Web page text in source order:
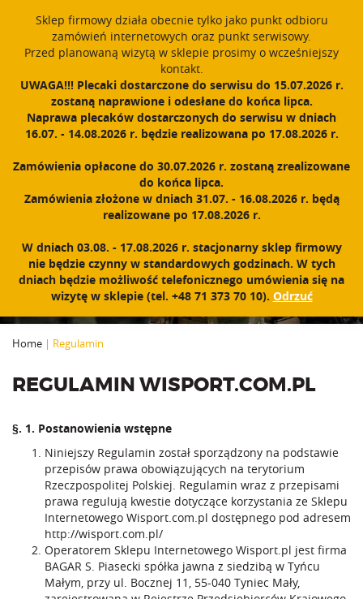
{dataLayer.push(arguments);} gtag('js', new Date()); gtag('config',
'UA-11892555-1');
PROUDLY MADE IN POLAND SINCE 1984 Polski
Zarejestruj się Zaloguj się 0
N
w
g
j
a
REGULAMIN
Home | Regulamin
REGULAMIN WISPORT.COM.PL
§. 1. Postanowienia wstępne
Niniejszy Regulamin został sporządzony na podstawie
przepisów prawa obowiązujących na terytorium
Rzeczpospolitej Polskiej. Regulamin wraz z przepisami
prawa regulują kwestie dotyczące korzystania ze Sklepu
Internetowego Wisport.com.pl dostępnego pod adresem
http://wisport.com.pl/
Operatorem Sklepu Internetowego Wisport.pl jest firma
BAGAR S. Piasecki spółka jawna z siedzibą w Tyńcu
Małym, przy ul. Bocznej 11, 55-040 Tyniec Mały,
Sklep firmowy działa obecnie tylko jako punkt odbioru
zamówień internetowych oraz punkt serwisowy.
Przed planowaną wizytą w sklepie prosimy o wcześniejszy
kontakt.
UWAGA!!! Plecaki dostarczone do serwisu do 15.07.2026 r.
zostaną naprawione i odesłane do końca lipca.
Naprawa plecaków dostarczonych do serwisu w dniach
16.07. - 14.08.2026 r. będzie realizowana po 17.08.2026 r.
Zamówienia opłacone do 30.07.2026 r. zostaną zrealizowane
do końca lipca.
Zamówienia złożone w dniach 31.07. - 16.08.2026 r. będą
realizowane po 17.08.2026 r.
W dniach 03.08. - 17.08.2026 r. stacjonarny sklep firmowy
nie będzie czynny w standardowych godzinach. W tych
dniach będzie możliwość telefonicznego umówienia się na
wizytę w sklepie (tel. +48 71 373 70 10). Odrzuć